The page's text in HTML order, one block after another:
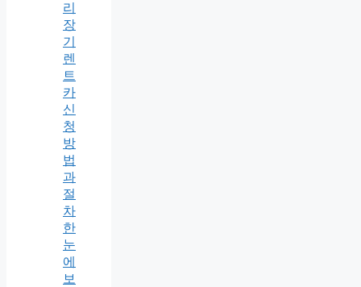
리
장
기
렌
트
카
신
청
방
법
과
절
차
한
눈
에
보